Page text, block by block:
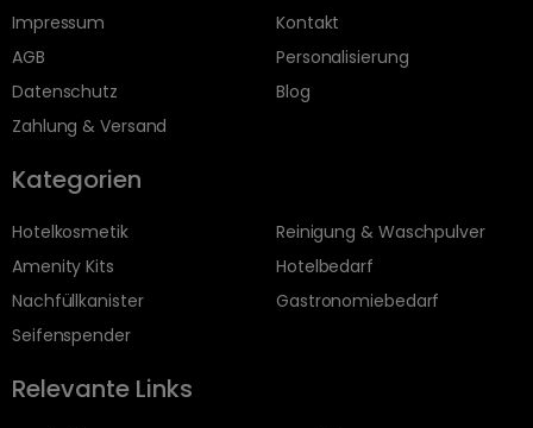
Impressum
AGB
Datenschutz
Zahlung & Versand
Kontakt
Personalisierung
Blog
Kategorien
Hotelkosmetik
Amenity Kits
Nachfüllkanister
Seifenspender
Reinigung & Waschpulver
Hotelbedarf
Gastronomiebedarf
Relevante Links